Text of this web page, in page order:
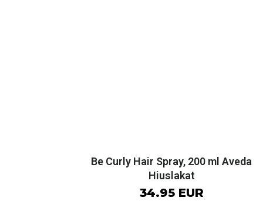
Be Curly Hair Spray, 200 ml Aveda
Hiuslakat
34.95 EUR